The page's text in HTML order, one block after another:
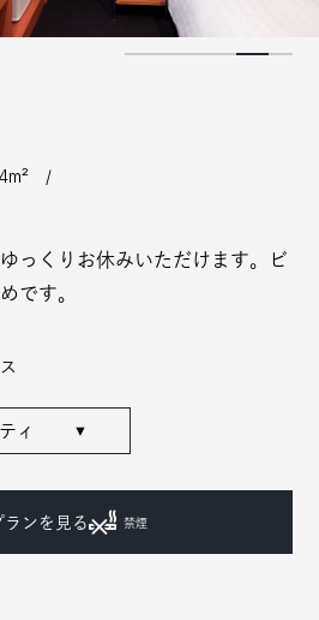
/
っくりお休みいただけます。ビ
です。
ィ ▼
ランを見る 禁煙